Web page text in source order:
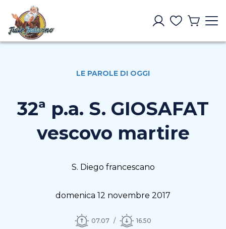
LE PAROLE DI OGGI
32ª p.a. S. GIOSAFAT
vescovo martire
S. Diego francescano
domenica 12 novembre 2017
07.07 16.50